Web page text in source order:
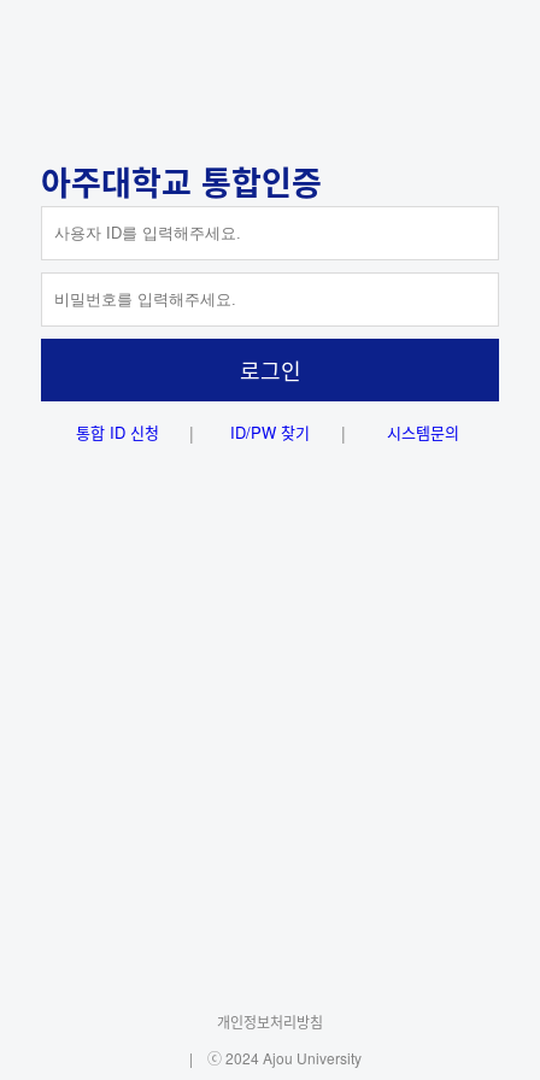
아주대학교 통합인증
ID 저장하기
로그인
통합 ID 신청 ID/PW 찾기 시스템문의
개인정보처리방침
ⓒ 2024 Ajou University